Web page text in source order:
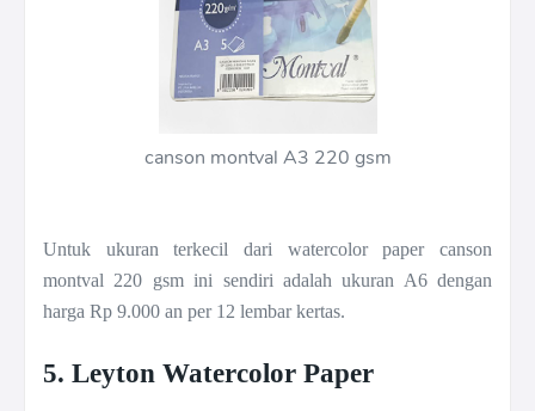
canson montval A3 220 gsm
Untuk ukuran terkecil dari watercolor paper canson
montval 220 gsm ini sendiri adalah ukuran A6 dengan
harga Rp 9.000 an per 12 lembar kertas.
5. Leyton Watercolor Paper